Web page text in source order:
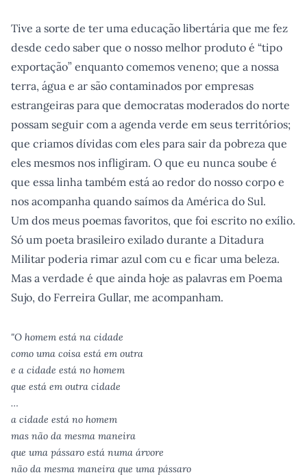
Tive a sorte de ter uma educação libertária que me fez
desde cedo saber que o nosso melhor produto é “tipo
exportação” enquanto comemos veneno; que a nossa
terra, água e ar são contaminados por empresas
estrangeiras para que democratas moderados do norte
possam seguir com a agenda verde em seus territórios;
que criamos dívidas com eles para sair da pobreza que
eles mesmos nos infligiram. O que eu nunca soube é
que essa linha também está ao redor do nosso corpo e
nos acompanha quando saímos da América do Sul.
Um dos meus poemas favoritos, que foi escrito no exílio.
Só um poeta brasileiro exilado durante a Ditadura
Militar poderia rimar azul com cu e ficar uma beleza.
Mas a verdade é que ainda hoje as palavras em Poema
Sujo, do Ferreira Gullar, me acompanham.
"O homem está na cidade
como uma coisa está em outra
e a cidade está no homem
que está em outra cidade
…
a cidade está no homem
mas não da mesma maneira
que uma pássaro está numa árvore
não da mesma maneira que uma pássaro